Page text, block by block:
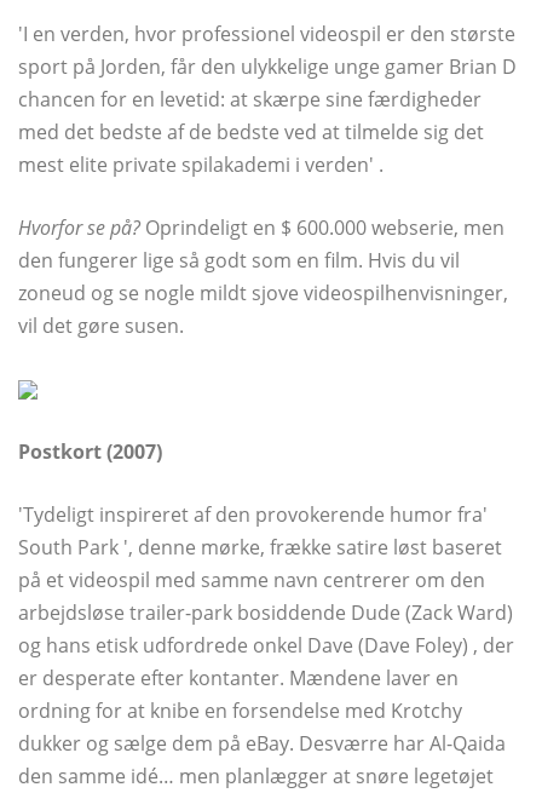
'I en verden, hvor professionel videospil er den største
sport på Jorden, får den ulykkelige unge gamer Brian D
chancen for en levetid: at skærpe sine færdigheder
med det bedste af de bedste ved at tilmelde sig det
mest elite private spilakademi i verden' .
Hvorfor se på? Oprindeligt en $ 600.000 webserie, men
den fungerer lige så godt som en film. Hvis du vil
zoneud og se nogle mildt sjove videospilhenvisninger,
vil det gøre susen.
Postkort (2007)
'Tydeligt inspireret af den provokerende humor fra'
South Park ', denne mørke, frække satire løst baseret
på et videospil med samme navn centrerer om den
arbejdsløse trailer-park bosiddende Dude (Zack Ward)
og hans etisk udfordrede onkel Dave (Dave Foley) , der
er desperate efter kontanter. Mændene laver en
ordning for at knibe en forsendelse med Krotchy
dukker og sælge dem på eBay. Desværre har Al-Qaida
den samme idé… men planlægger at snøre legetøjet